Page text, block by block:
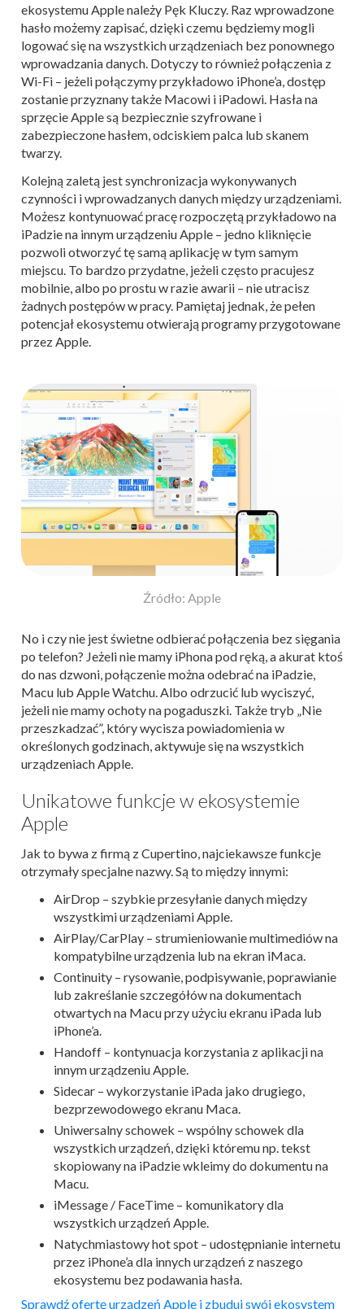
ekosystemu Apple należy Pęk Kluczy. Raz wprowadzone
hasło możemy zapisać, dzięki czemu będziemy mogli
logować się na wszystkich urządzeniach bez ponownego
wprowadzania danych. Dotyczy to również połączenia z
Wi-Fi – jeżeli połączymy przykładowo iPhone’a, dostęp
zostanie przyznany także Macowi i iPadowi. Hasła na
sprzęcie Apple są bezpiecznie szyfrowane i
zabezpieczone hasłem, odciskiem palca lub skanem
twarzy.
Kolejną zaletą jest synchronizacja wykonywanych
czynności i wprowadzanych danych między urządzeniami.
Możesz kontynuować pracę rozpoczętą przykładowo na
iPadzie na innym urządzeniu Apple – jedno kliknięcie
pozwoli otworzyć tę samą aplikację w tym samym
miejscu. To bardzo przydatne, jeżeli często pracujesz
mobilnie, albo po prostu w razie awarii – nie utracisz
żadnych postępów w pracy. Pamiętaj jednak, że pełen
potencjał ekosystemu otwierają programy przygotowane
przez Apple.
Źródło: Apple
No i czy nie jest świetne odbierać połączenia bez sięgania
po telefon? Jeżeli nie mamy iPhona pod ręką, a akurat ktoś
do nas dzwoni, połączenie można odebrać na iPadzie,
Macu lub Apple Watchu. Albo odrzucić lub wyciszyć,
jeżeli nie mamy ochoty na pogaduszki. Także tryb „Nie
przeszkadzać”, który wycisza powiadomienia w
określonych godzinach, aktywuje się na wszystkich
urządzeniach Apple.
Unikatowe funkcje w ekosystemie
Apple
Jak to bywa z firmą z Cupertino, najciekawsze funkcje
otrzymały specjalne nazwy. Są to między innymi:
AirDrop – szybkie przesyłanie danych między
wszystkimi urządzeniami Apple.
AirPlay/CarPlay – strumieniowanie multimediów na
kompatybilne urządzenia lub na ekran iMaca.
Continuity – rysowanie, podpisywanie, poprawianie
lub zakreślanie szczegółów na dokumentach
otwartych na Macu przy użyciu ekranu iPada lub
iPhone’a.
Handoff – kontynuacja korzystania z aplikacji na
innym urządzeniu Apple.
Sidecar – wykorzystanie iPada jako drugiego,
bezprzewodowego ekranu Maca.
Uniwersalny schowek – wspólny schowek dla
wszystkich urządzeń, dzięki któremu np. tekst
skopiowany na iPadzie wkleimy do dokumentu na
Macu.
iMessage / FaceTime – komunikatory dla
wszystkich urządzeń Apple.
Natychmiastowy hot spot – udostępnianie internetu
przez iPhone’a dla innych urządzeń z naszego
ekosystemu bez podawania hasła.
Sprawdź ofertę urządzeń Apple i zbuduj swój ekosystem